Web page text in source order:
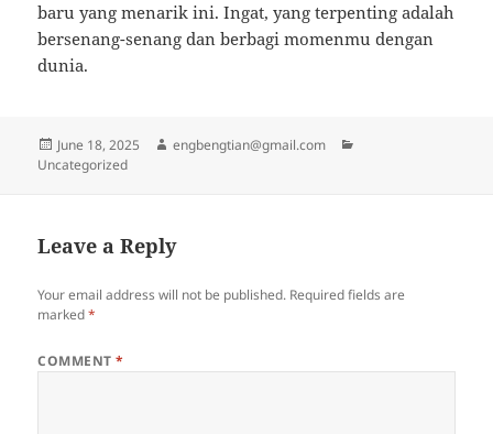
baru yang menarik ini. Ingat, yang terpenting adalah
bersenang-senang dan berbagi momenmu dengan
dunia.
Posted
on
June 18, 2025 Author
engbengtian@gmail.com
Uncategorized
Leave a Reply
Your email address will not be published. Required fields are
marked*
COMMENT*